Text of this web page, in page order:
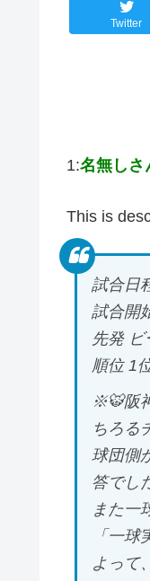
Twitter
1:名無しさ
This is
試合日
試合開
先発 ビ
順位 1
※🐯阪
ちろる
球団側
答でし
また一
「一
よって